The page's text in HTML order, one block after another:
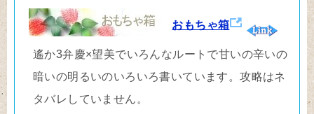
おもちゃ箱
遙か3弁慶×望美でいろんなルートで甘いの辛いの
暗いの明るいのいろいろ書いています。攻略はネ
タバレしていません。